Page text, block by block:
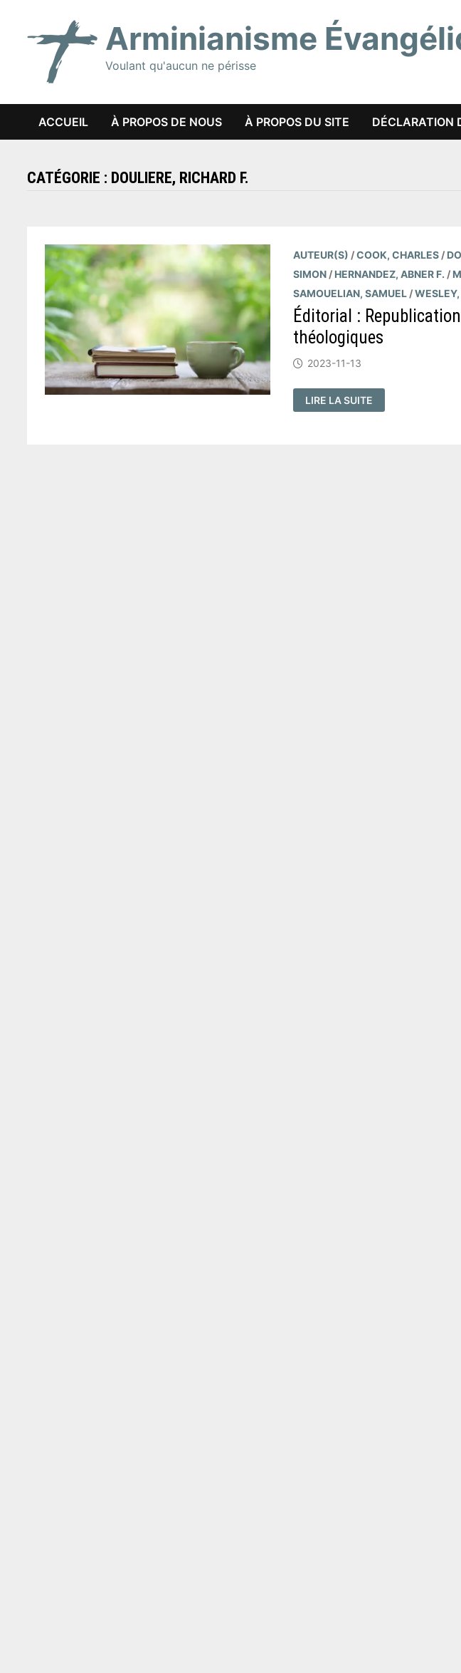
contenu
Arminianisme
Voulant qu'aucun ne périsse
ACCUEIL À PROPOS DE NOUS À PROPOS DU SITE DÉCLARATION
CATÉGORIE : DOULIERE, RICHARD F.
AUTEUR(S) /COOK, CHARLES /
SIMON / HERNANDEZ, ABNER F. /
SAMOUELIAN, SAMUEL /
Éditorial :
théologiques
2023-11-13
ÉDITORIAL
:
REPUBLICATION
LIRE LA SUITE